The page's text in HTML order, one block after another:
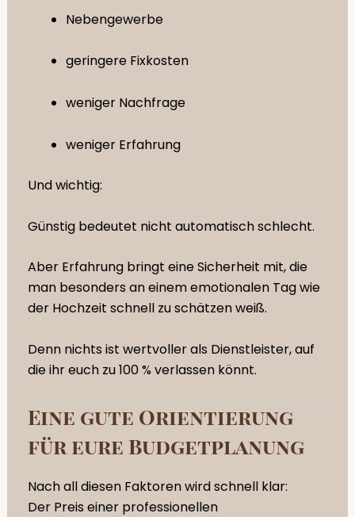
Nebengewerbe
geringere Fixkosten
weniger Nachfrage
weniger Erfahrung
Und wichtig:
Günstig bedeutet nicht automatisch schlecht.
Aber Erfahrung bringt eine Sicherheit mit, die
man besonders an einem emotionalen Tag wie
der Hochzeit schnell zu schätzen weiß.
Denn nichts ist wertvoller als Dienstleister, auf
die ihr euch zu 100 % verlassen könnt.
Eine gute Orientierung
für eure Budgetplanung
Nach all diesen Faktoren wird schnell klar:
Der Preis einer professionellen